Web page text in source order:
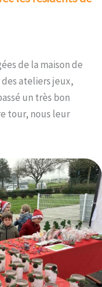
de la maison de
ateliers jeux,
un très bon
tour, nous leur